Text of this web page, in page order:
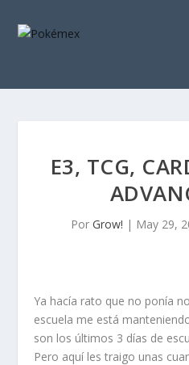
E3, TCG,
Por Grow! | May 29,
Ya hacía rato que no ponía
escuela me está
son los últimos 3 días de
Pero aquí les traigo unas